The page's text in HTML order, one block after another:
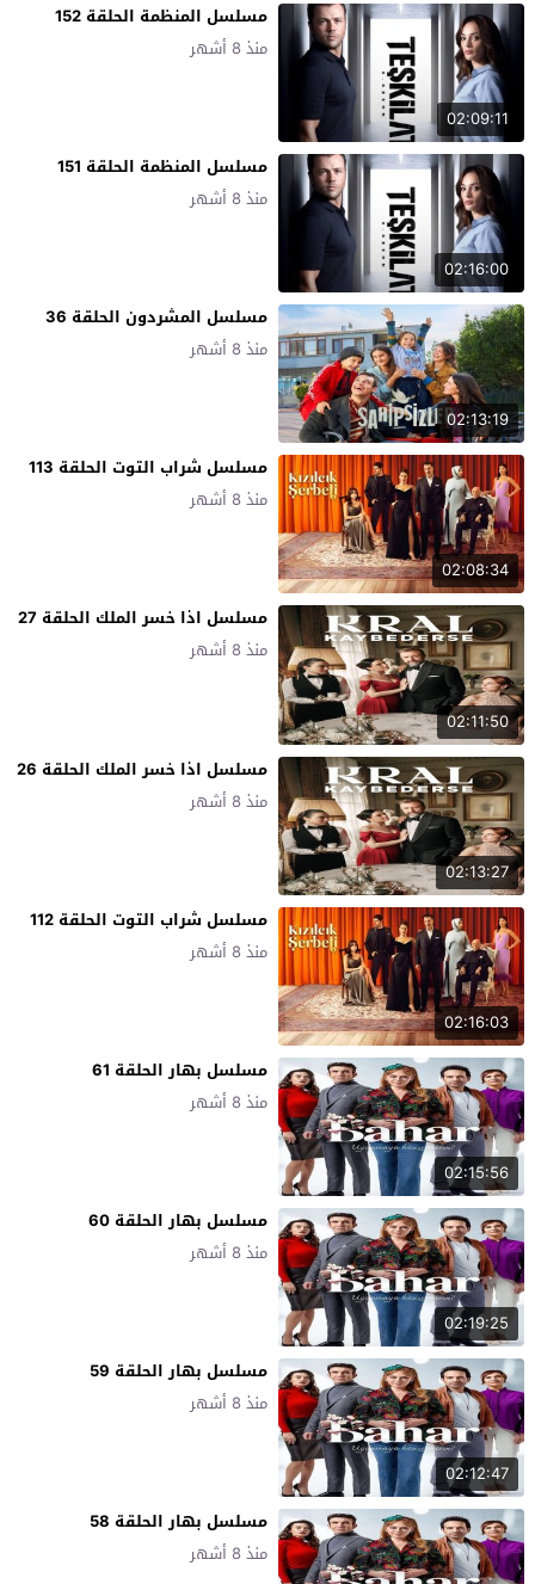
02:09:11
مسلسل المنظمة الحلقة 152
منذ 8 أشهر
02:16:00
مسلسل المنظمة الحلقة 151
منذ 8 أشهر
02:13:19
مسلسل المشردون الحلقة 36
منذ 8 أشهر
02:08:34
مسلسل شراب التوت الحلقة 113
منذ 8 أشهر
02:11:50
مسلسل اذا خسر الملك الحلقة 27
منذ 8 أشهر
02:13:27
مسلسل اذا خسر الملك الحلقة 26
منذ 8 أشهر
02:16:03
مسلسل شراب التوت الحلقة 112
منذ 8 أشهر
02:15:56
مسلسل بهار الحلقة 61
منذ 8 أشهر
02:19:25
مسلسل بهار الحلقة 60
منذ 8 أشهر
02:12:47
مسلسل بهار الحلقة 59
منذ 8 أشهر
مسلسل بهار الحلقة 58
منذ 8 أشهر